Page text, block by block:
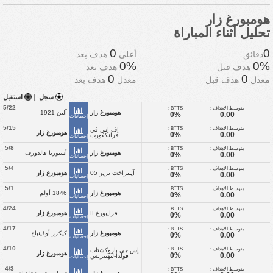
هومبورغ زار
تحليل أثناء المباراة
0دقائق أعلى 0 هدف بعد
0% هدف قبل 0% هدف بعد
معدل 0 هدف قبل معدل 0 هدف بعد
سجل | استقبل
5/22
آلين 1921
إحصائيات
هومبورغ زار
متوسط الاهداف :
0.00
BTTS :
0%
5/15
هومبورغ زار
إحصائيات
إف إس في
فرانكفورت
متوسط الاهداف :
0.00
BTTS :
0%
5/8
أستوريا فالدورف
إحصائيات
هومبورغ زار
متوسط الاهداف :
0.00
BTTS :
0%
5/4
هومبورغ زار
إحصائيات
آينتراخت ترير 05
متوسط الاهداف :
0.00
BTTS :
0%
5/1
1846 أولم
إحصائيات
هومبورغ زار
متوسط الاهداف :
0.00
BTTS :
0%
4/24
هومبورغ زار
إحصائيات
فرايبورغ II
متوسط الاهداف :
0.00
BTTS :
0%
4/17
كيكرز أوفينباخ
إحصائيات
هومبورغ زار
متوسط الاهداف :
0.00
BTTS :
0%
4/10
هومبورغ زار
إحصائيات
إس جي باروكشتات
فولدا-ليهنيرتس
متوسط الاهداف :
0.00
BTTS :
0%
4/3 متوسط الاهداف : BTTS :